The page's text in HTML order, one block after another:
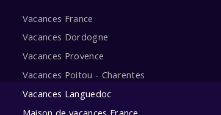
Vacances France
Vacances Dordogne
Vacances Provence
Vacances Poitou - Charentes
Vacances Languedoc